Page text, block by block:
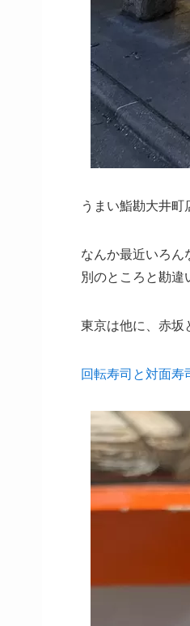
うまい鮨勘大井町
なんか最近いろ
別のところと勘違
東京は他に、赤坂
回転寿司と対面寿